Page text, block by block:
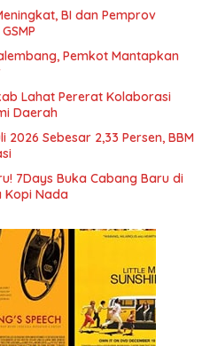
BI dan Pemprov
Pemkot Mantapkan
Lahat Pererat Kolaborasi
Daerah
2026 Sebesar 2,33 Persen, BBM
7Days Buka Cabang Baru di
Kopi Nada